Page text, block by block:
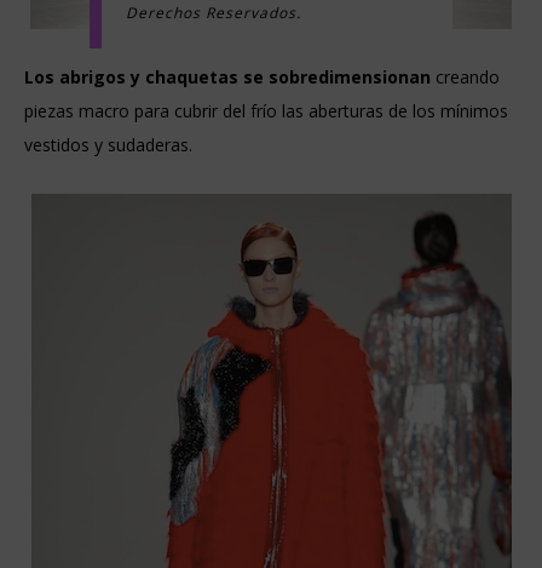
Derechos Reservados.
Los abrigos y chaquetas se sobredimensionan creando
piezas macro para cubrir del frío las aberturas de los mínimos
vestidos y sudaderas.